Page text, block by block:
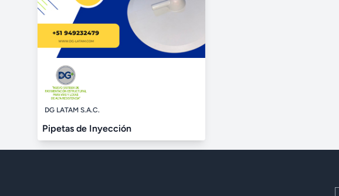
DG LATAM S.A.C.
Pipetas de Inyección